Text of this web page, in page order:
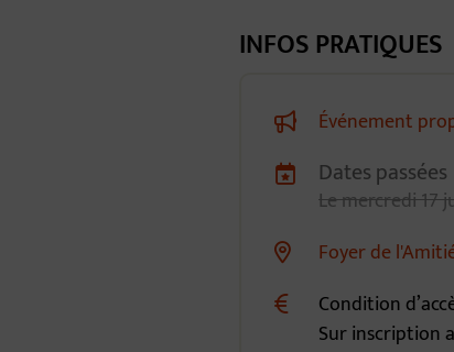
INFOS PRATIQUES
Événement
Dates de planification
Dates passées
Lemercredi17
Lieu alternatif
Foyer de
Condition
Sur inscription